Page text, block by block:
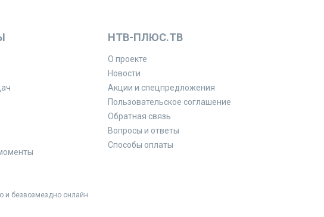
НТВ-ПЛЮС.ТВ
О проекте
Новости
Акции и спецпредложения
Пользовательское соглашение
Обратная связь
Вопросы и ответы
Способы оплаты
и безвозмездно онлайн.